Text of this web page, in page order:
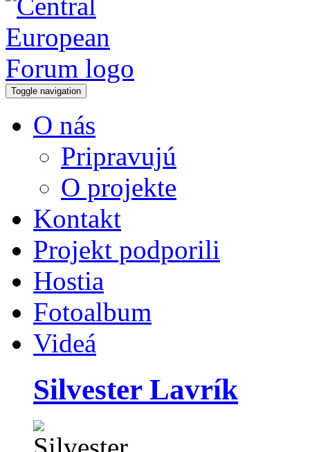
Toggle navigation
O nás
Pripravujú
O projekte
Kontakt
Projekt podporili
Hostia
Fotoalbum
Videá
Silvester Lavrík